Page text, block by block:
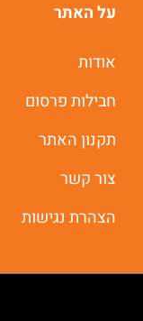
על האתר
אודות
חבילות פרסום
תקנון האתר
צור קשר
הצהרת נגישות